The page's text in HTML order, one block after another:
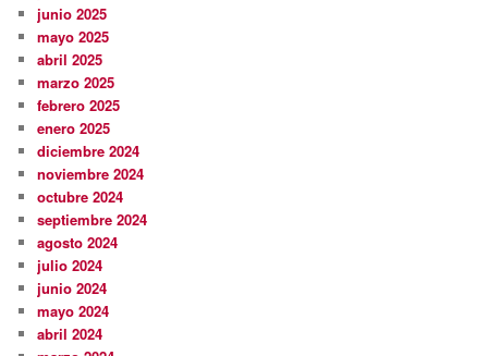
junio 2025
mayo 2025
abril 2025
marzo 2025
febrero 2025
enero 2025
diciembre 2024
noviembre 2024
octubre 2024
septiembre 2024
agosto 2024
julio 2024
junio 2024
mayo 2024
abril 2024